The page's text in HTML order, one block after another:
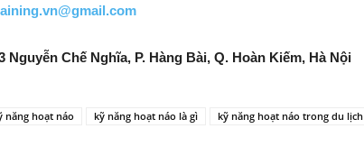
Nguyễn Chế Nghĩa, P. Hàng Bài, Q. Hoàn Kiếm, Hà Nội
năng hoạt náo kỹ năng hoạt náo là gì kỹ năng hoạt náo trong du lịch